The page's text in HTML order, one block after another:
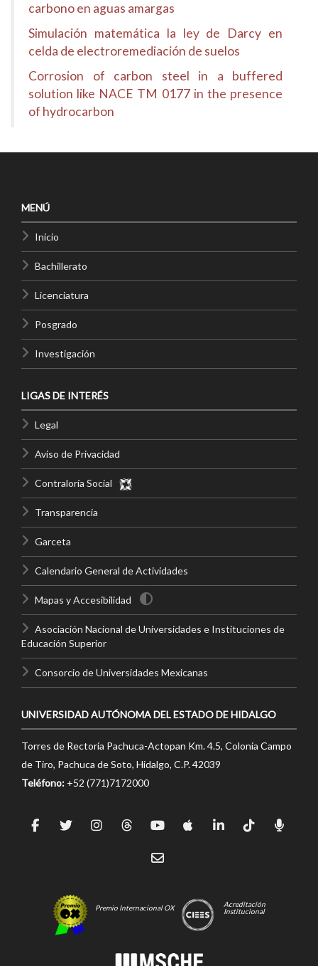
carbono en aguas amargas
Simulación matemática la ley de Darcy en
celda de electroremediación de suelos
Corrosion of carbon steel in a buffered
solution like NACE TM 0177 in the presence
of hydrocarbon
MENÚ
Inicio
Bachillerato
Licenciatura
Posgrado
Investigación
LIGAS DE INTERÉS
Legal
Aviso de Privacidad
Contraloría Social
Transparencia
Garceta
Calendario General de Actividades
Mapas y Accesibilidad
Asociación Nacional de Universidades e Instituciones de
Educación Superior
Consorcio de Universidades Mexicanas
UNIVERSIDAD AUTÓNOMA DEL ESTADO DE HIDALGO
Torres de Rectoría Pachuca-Actopan Km. 4.5, Colonia Campo
de Tiro, Pachuca de Soto, Hidalgo, C.P. 42039
Teléfono: +52 (771)7172000
Premio Internacional OX
Acreditación
Institucional